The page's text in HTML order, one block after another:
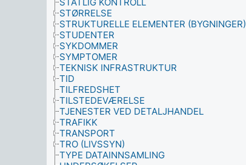
STØRRELSE
STRUKTURELLE ELEMENTER (BYGNINGER)
STUDENTER
SYKDOMMER
SYMPTOMER
TEKNISK INFRASTRUKTUR
TID
TILFREDSHET
TILSTEDEVÆRELSE
TJENESTER VED DETALJHANDEL
TRAFIKK
TRANSPORT
TRO (LIVSSYN)
TYPE DATAINNSAMLING